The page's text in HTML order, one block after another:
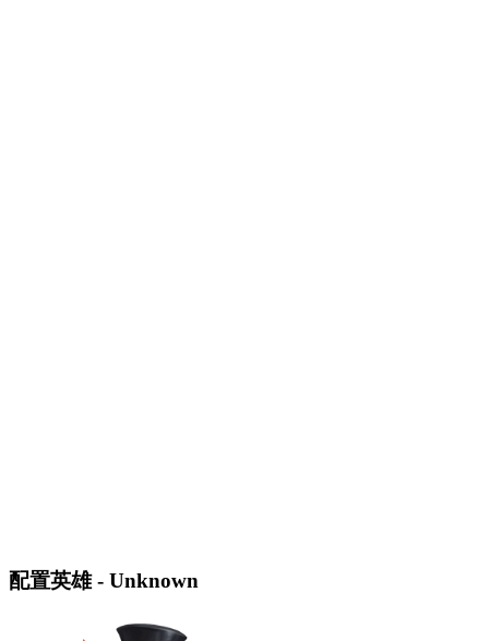
配置英雄 - Unknown